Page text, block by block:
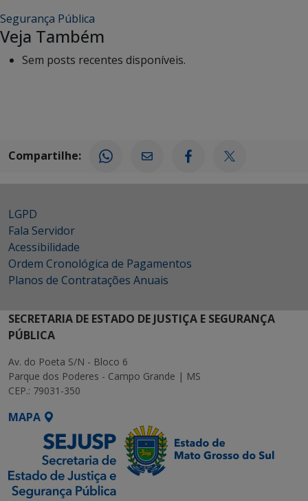
Segurança Pública
Veja Também
Sem posts recentes disponíveis.
Compartilhe:
LGPD
Fala Servidor
Acessibilidade
Ordem Cronológica de Pagamentos
Planos de Contratações Anuais
SECRETARIA DE ESTADO DE JUSTIÇA E SEGURANÇA
PÚBLICA
Av. do Poeta S/N - Bloco 6
Parque dos Poderes - Campo Grande | MS
CEP.: 79031-350
MAPA